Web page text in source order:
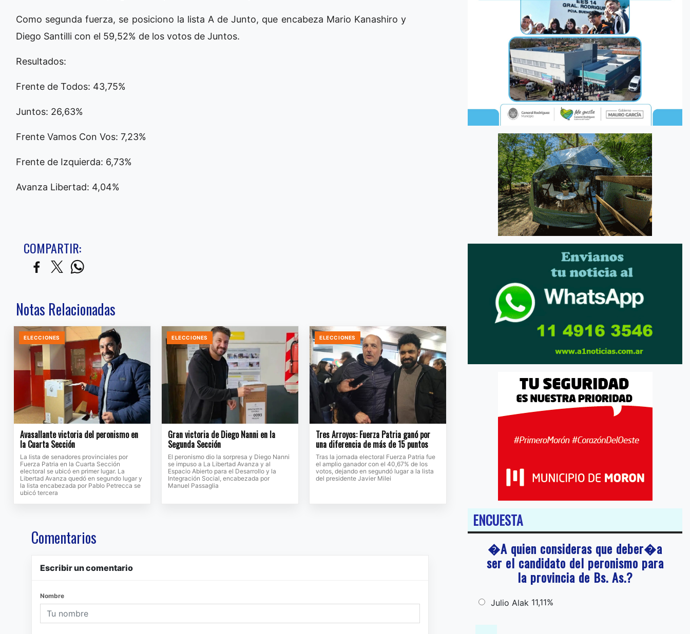
Como segunda fuerza, se posiciono la lista A de Junto, que encabeza Mario Kanashiro y
Diego Santilli con el 59,52% de los votos de Juntos.
Resultados:
Frente de Todos: 43,75%
Juntos: 26,63%
Frente Vamos Con Vos: 7,23%
Frente de Izquierda: 6,73%
Avanza Libertad: 4,04%
COMPARTIR:
Notas Relacionadas
ELECCIONES
Avasallante victoria del peronismo en
la Cuarta Sección
La lista de senadores provinciales por
Fuerza Patria en la Cuarta Sección
electoral se ubicó en primer lugar. La
Libertad Avanza quedó en segundo lugar y
la lista encabezada por Pablo Petrecca se
ubicó tercera
ELECCIONES
Gran victoria de Diego Nanni en la
Segunda Sección
El peronismo dio la sorpresa y Diego Nanni
se impuso a La Libertad Avanza y al
Espacio Abierto para el Desarrollo y la
Integración Social, encabezada por
Manuel Passaglia
ELECCIONES
Tres Arroyos: Fuerza Patria ganó por
una diferencia de más de 15 puntos
Tras la jornada electoral Fuerza Patria fue
el amplio ganador con el 40,67% de los
votos, dejando en segundó lugar a la lista
del presidente Javier Milei
Comentarios
Escribir un comentario
Nombre
ENCUESTA
�A quien consideras que deber�a
ser el candidato del peronismo para
la provincia de Bs. As.?
Julio Alak 11,11%